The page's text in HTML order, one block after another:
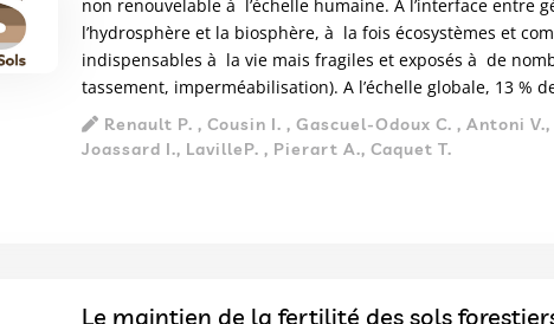
non renouvelable à l’échelle humaine. A l’interface entre
l’hydrosphère et la biosphère, à la fois écosystèmes et
indispensables à la vie mais fragiles et exposés à de
tassement, imperméabilisation). A l’échelle globale, 13 %
Renault P. , Cousin I. , Gascuel-Odoux C. , Antoni
Joassard I., LavilleP. , Pierart A., Caquet T.
Le maintien de la fertilité des sols